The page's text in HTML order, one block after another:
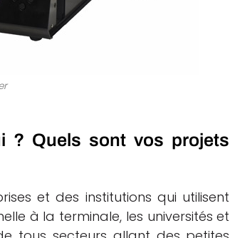
? Quels sont vos projets
et des institutions qui utilisent
à la terminale, les universités et